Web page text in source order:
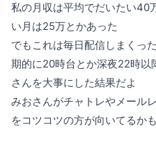
私の月収は平均でだいたい40
い月は25万とかあった
でもこれは毎日配信しまくっ
期的に20時台とか深夜22時以
さんを大事にした結果だよ
みおさんがチャトレやメール
をコツコツの方が向いてるかも